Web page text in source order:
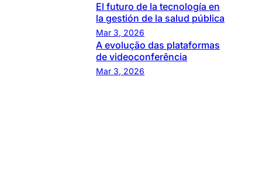
El futuro de la tecnología en
la gestión de la salud pública
Mar 3, 2026
A evolução das plataformas
de videoconferência
Mar 3, 2026